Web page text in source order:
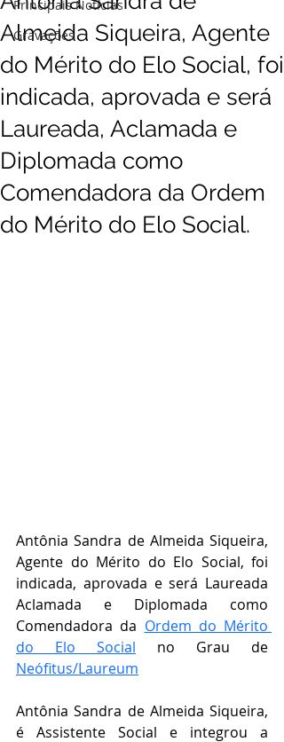
Principais Notícias
Gravações
Almeida Siqueira, Agente
do Mérito do Elo Social, foi
indicada, aprovada e será
Laureada, Aclamada e
Diplomada como
Comendadora da Ordem
do Mérito do Elo Social.
Antônia Sandra de Almeida Siqueira,
Agente do Mérito do Elo Social, foi
indicada, aprovada e será Laureada
Aclamada e Diplomada como
Comendadora da Ordem do Mérito
do Elo Social
Neófitus/Laureum
Antônia Sandra de Almeida Siqueira,